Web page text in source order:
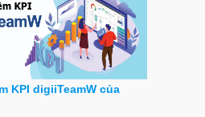
KPI digiiTeamW của